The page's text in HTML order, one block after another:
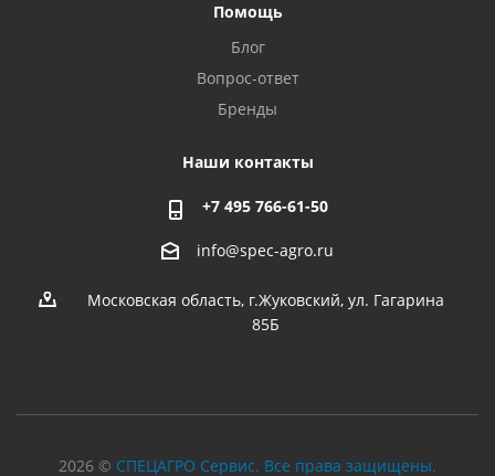
Помощь
Блог
Вопрос-ответ
Бренды
Наши контакты
+7 495 766-61-50
info@spec-agro.ru
Московская область, г.Жуковский, ул. Гагарина
85Б
2026 © СПЕЦАГРО Сервис. Все права защищены.